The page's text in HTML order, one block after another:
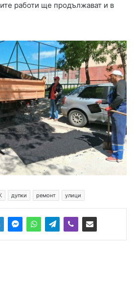
работи ще продължават и в
дупки ремонт улици